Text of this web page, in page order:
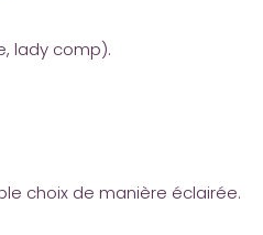
lady comp).
choix de manière éclairée.